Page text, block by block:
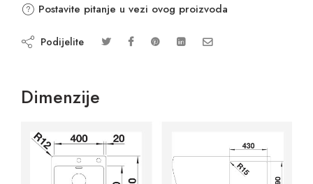
Postavite pitanje u vezi ovog proizvoda
Podijelite
Dimenzije